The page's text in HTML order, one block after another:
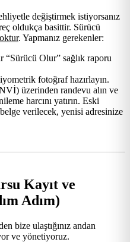
değiştirmek istiyorsanız
oldukça basittir. Sürücü
. Yapmanız gerekenler:
Olur” sağlık raporu
fotoğraf hazırlayın.
üzerinden randevu alın ve
harcını yatırın. Eski
verilecek, yenisi adresinize
Kayıt ve
Adım)
bize ulaştığınız andan
ve yönetiyoruz.